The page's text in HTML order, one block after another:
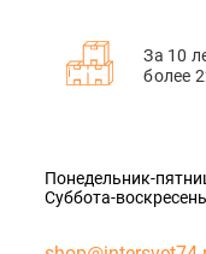
За 10
более
Понедельник-
Суббота-